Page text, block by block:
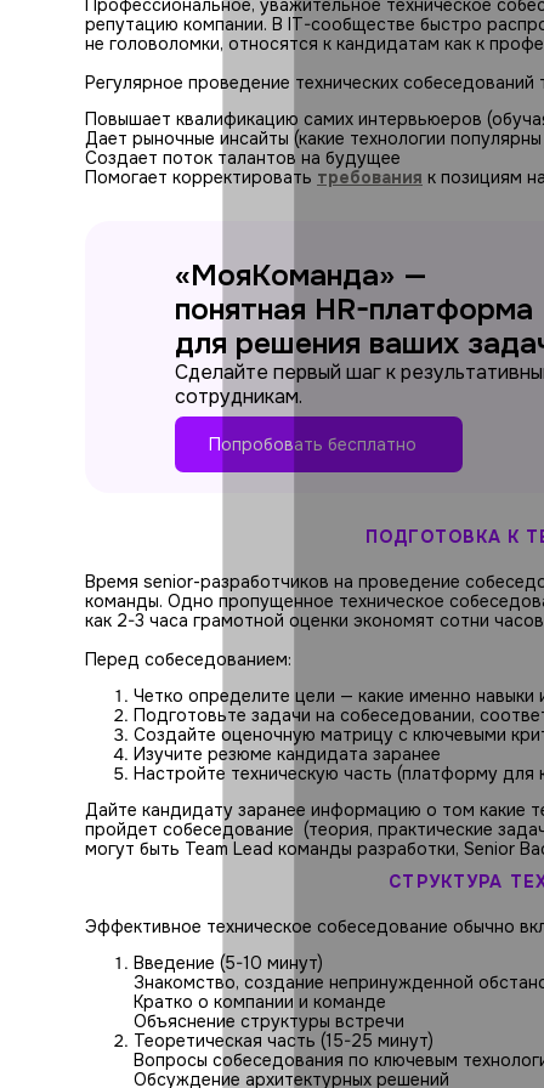
Профессиональное, уважительное техническое
репутацию компании. В IT-сообществе быстро
не головоломки, относятся к кандидатам как к
Регулярное проведение технических собеседований
Повышает квалификацию самих интервьюеров
Дает рыночные инсайты (какие технологии
Создает поток талантов на будущее
Помогает корректировать требования к позициям
«МояКоманда» —
понятная HR-платформа
для решения ваших
Сделайте первый шаг к
сотрудникам.
Попробовать бесплатно
ПОДГОТОВКА К
Время senior-разработчиков на проведение
команды. Одно пропущенное техническое
как 2-3 часа грамотной оценки экономят сотни
Перед собеседованием:
Четко определите цели — какие именно
Подготовьте задачи на собеседовании,
Создайте оценочную матрицу с ключевыми
Изучите резюме кандидата заранее
Настройте техническую часть (платформу
Дайте кандидату заранее информацию о том какие
пройдет собеседование (теория, практические
могут быть Team Lead команды разработки, Senior
СТРУКТУРА
Эффективное техническое собеседование обычно
Введение (5-10 минут)
Знакомство, создание непринужденной
Кратко о компании и команде
Объяснение структуры встречи
Теоретическая часть (15-25 минут)
Вопросы собеседования по ключевым
Обсуждение архитектурных решений